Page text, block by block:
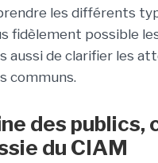
les différents
fidèlement possible
aussi de clarifier les
communs.
des publics,
du CIAM